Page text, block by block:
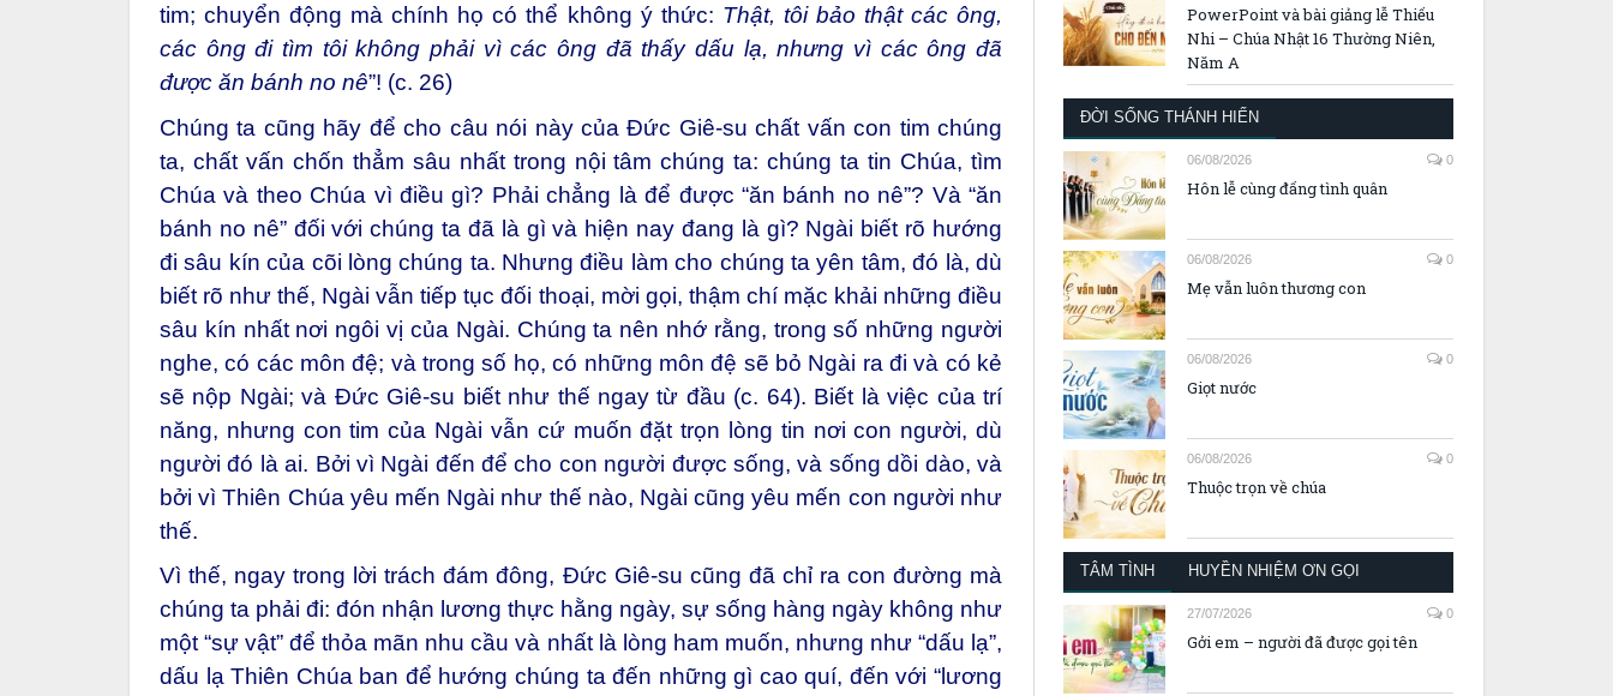
tim; chuyển động mà chính họ có thể không ý thức: Thật, tôi bảo thật các ông,
các ông đi tìm tôi không phải vì các ông đã thấy dấu lạ, nhưng vì các ông đã
được ăn bánh no nê”! (c. 26)
Chúng ta cũng hãy để cho câu nói này của Đức Giê-su chất vấn con tim chúng
ta, chất vấn chốn thẳm sâu nhất trong nội tâm chúng ta: chúng ta tin Chúa, tìm
Chúa và theo Chúa vì điều gì? Phải chẳng là để được “ăn bánh no nê”? Và “ăn
bánh no nê” đối với chúng ta đã là gì và hiện nay đang là gì? Ngài biết rõ hướng
đi sâu kín của cõi lòng chúng ta. Nhưng điều làm cho chúng ta yên tâm, đó là, dù
biết rõ như thế, Ngài vẫn tiếp tục đối thoại, mời gọi, thậm chí mặc khải những điều
sâu kín nhất nơi ngôi vị của Ngài. Chúng ta nên nhớ rằng, trong số những người
nghe, có các môn đệ; và trong số họ, có những môn đệ sẽ bỏ Ngài ra đi và có kẻ
sẽ nộp Ngài; và Đức Giê-su biết như thế ngay từ đầu (c. 64). Biết là việc của trí
năng, nhưng con tim của Ngài vẫn cứ muốn đặt trọn lòng tin nơi con người, dù
người đó là ai. Bởi vì Ngài đến để cho con người được sống, và sống dồi dào, và
bởi vì Thiên Chúa yêu mến Ngài như thế nào, Ngài cũng yêu mến con người như
thế.
Vì thế, ngay trong lời trách đám đông, Đức Giê-su cũng đã chỉ ra con đường mà
chúng ta phải đi: đón nhận lương thực hằng ngày, sự sống hàng ngày không như
một “sự vật” để thỏa mãn nhu cầu và nhất là lòng ham muốn, nhưng như “dấu lạ”,
dấu lạ Thiên Chúa ban để hướng chúng ta đến những gì cao quí, đến với “lương
PowerPoint và bài giảng lễ Thiếu
Nhi – Chúa Nhật 16 Thường Niên,
Năm A
ĐỜI SỐNG THÁNH HIẾN
06/08/2026 0
Hôn lễ cùng đấng tình quân
06/08/2026 0
Mẹ vẫn luôn thương con
06/08/2026 0
Giọt nước
06/08/2026 0
Thuộc trọn về chúa
TÂM TÌNH HUYỀN NHIỆM ƠN GỌI
27/07/2026 0
Gởi em – người đã được gọi tên